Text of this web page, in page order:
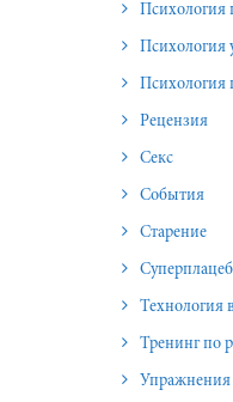
Психология
Психология
Психология
Рецензия
Секс
События
Старение
Технология
Тренинг по
Упражнения